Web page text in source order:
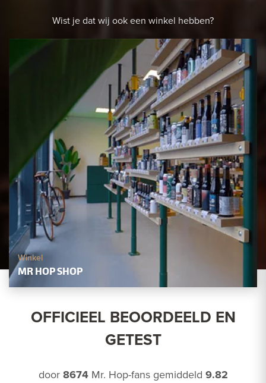
Wist je dat wij ook een winkel hebben?
Winkel
OFFICIEEL BEOORDEELD EN
GETEST
door 8674Mr. Hop-fans gemiddeld 9.82